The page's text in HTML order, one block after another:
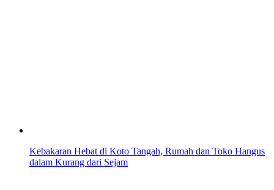
Kebakaran Hebat di Koto Tangah, Rumah dan Toko Hangus
dalam Kurang dari Sejam